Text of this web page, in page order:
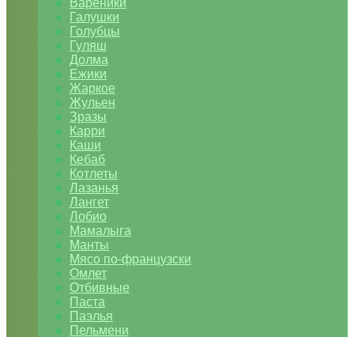
Вареники
Галушки
Голубцы
Гуляш
Долма
Ежики
Жаркое
Жульен
Зразы
Карри
Каши
Кебаб
Котлеты
Лазанья
Лангет
Лобио
Мамалыга
Манты
Мясо по-французски
Омлет
Отбивные
Паста
Паэлья
Пельмени